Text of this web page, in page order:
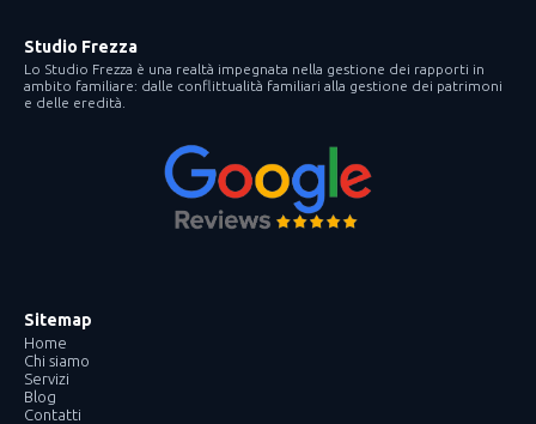
Studio Frezza
Lo Studio Frezza è una realtà impegnata nella gestione dei rapporti in
ambito familiare: dalle conflittualità familiari alla gestione dei patrimoni
e delle eredità.
Sitemap
Home
Chi siamo
Servizi
Blog
Contatti